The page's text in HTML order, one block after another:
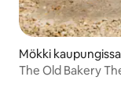
Mökki
The Old Bakery